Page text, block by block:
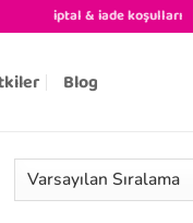
iptal & iade koşulları
Blog